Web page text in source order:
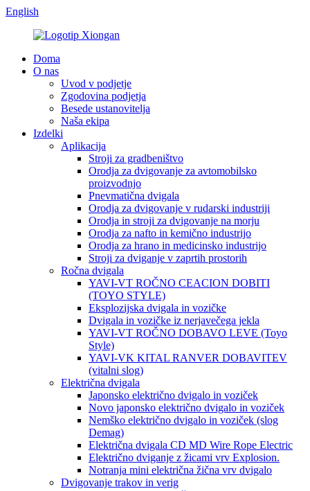
English
Doma
O nas
Uvod v podjetje
Zgodovina podjetja
Besede ustanovitelja
Naša ekipa
Izdelki
Aplikacija
Stroji za gradbeništvo
Orodja za dvigovanje za avtomobilsko
proizvodnjo
Pnevmatična dvigala
Orodja za dvigovanje v rudarski industriji
Orodja in stroji za dvigovanje na morju
Orodja za nafto in kemično industrijo
Orodja za hrano in medicinsko industrijo
Stroji za dviganje v zaprtih prostorih
Ročna dvigala
YAVI-VT ROČNO CEACION DOBITI
(TOYO STYLE)
Eksplozijska dvigala in vozičke
Dvigala in vozičke iz nerjavečega jekla
YAVI-VT ROČNO DOBAVO LEVE (Toyo
Style)
YAVI-VK KITAL RANVER DOBAVITEV
(vitalni slog)
Električna dvigala
Japonsko električno dvigalo in voziček
Novo japonsko električno dvigalo in voziček
Nemško električno dvigalo in voziček (slog
Demag)
Električna dvigala CD MD Wire Rope Electric
Električno dviganje z žicami vrv Explosion.
Notranja mini električna žična vrv dvigalo
Dvigovanje trakov in verig